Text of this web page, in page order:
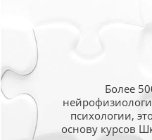
Более
психологии,
основу курсов